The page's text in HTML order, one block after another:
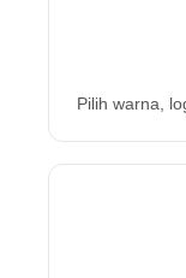
Pilih warna,